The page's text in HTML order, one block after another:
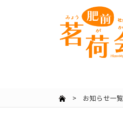
> お知らせ一覧